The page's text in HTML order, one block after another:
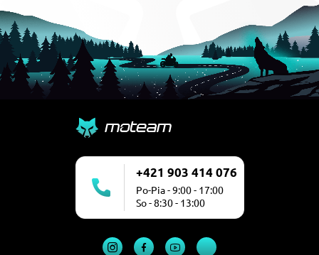
+421 903 414 076
Po-Pia - 9:00 - 17:00
So - 8:30 - 13:00